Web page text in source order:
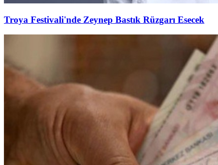
Troya Festivali'nde Zeynep Bastık Rüzgarı Esecek